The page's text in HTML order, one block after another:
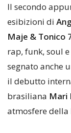
Il secondo
esibizioni di
Maje & Tonico
rap, funk, soul
segnato anche
il debutto
brasiliana Mari
atmosfere